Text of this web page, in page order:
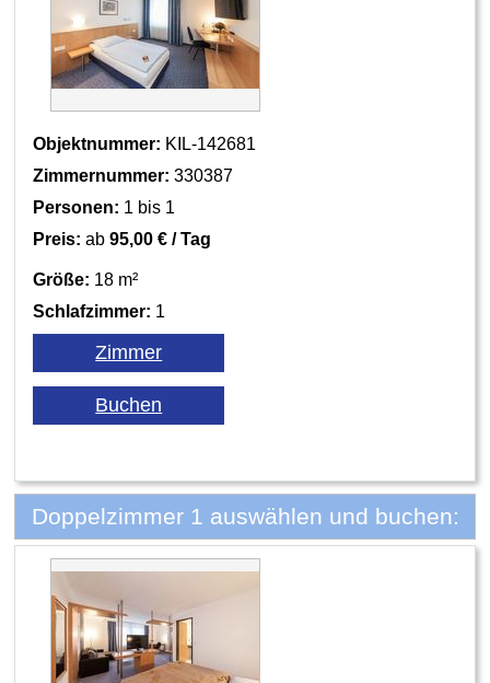
Objektnummer: KIL-142681
Zimmernummer: 330387
Personen: 1 bis 1
Preis: ab95,00 € / Tag
Größe: 18 m²
Schlafzimmer: 1
Doppelzimmer 1 auswählen und buchen: